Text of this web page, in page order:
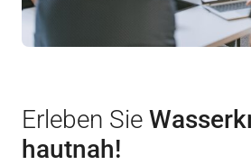
Erleben Sie
hautnah!